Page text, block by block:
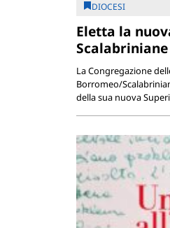
DIOCESI
Eletta la
Scalabriniane
La Congregazione
Borromeo/
della sua nuova